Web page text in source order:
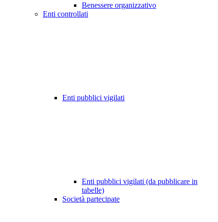
Benessere organizzativo
Enti controllati
Enti pubblici vigilati
Enti pubblici vigilati (da pubblicare in
tabelle)
Società partecipate